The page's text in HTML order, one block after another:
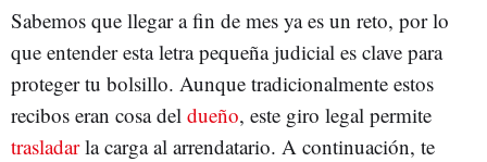
Sabemos que llegar a fin de mes ya es un reto, por lo
que entender esta letra pequeña judicial es clave para
proteger tu bolsillo. Aunque tradicionalmente estos
recibos eran cosa del dueño, este giro legal permite
trasladarla carga al arrendatario. A continuación, te